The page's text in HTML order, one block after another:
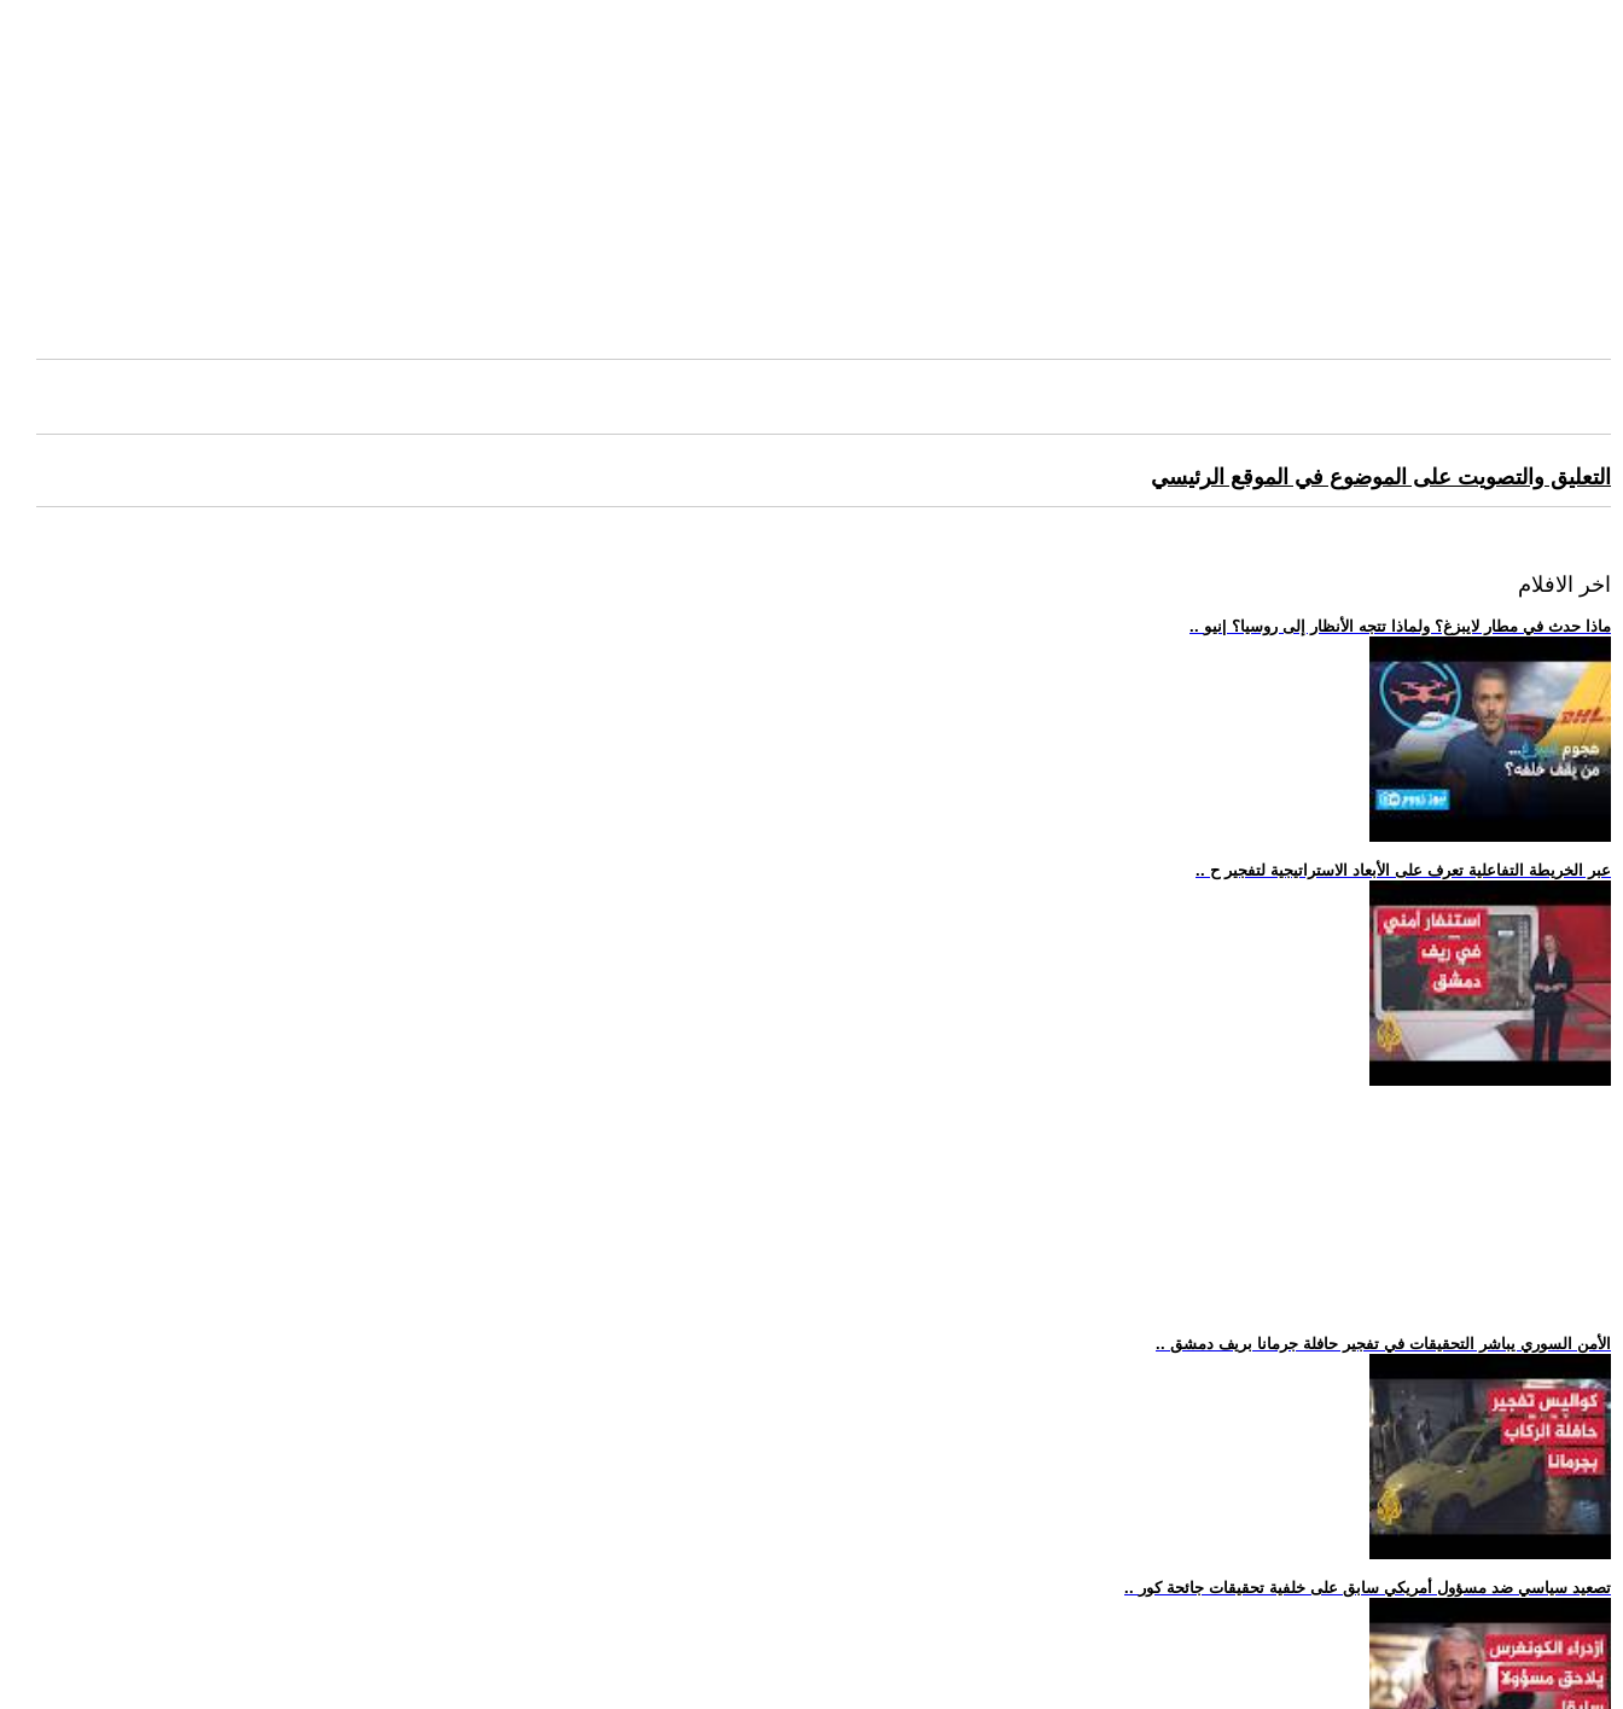
التعليق والتصويت على الموضوع في الموقع الرئيسي
اخر الافلام
.. ماذا حدث في مطار لايبزغ؟ ولماذا تتجه الأنظار إلى روسيا؟ |نيو
.. عبر الخريطة التفاعلية تعرف على الأبعاد الاستراتيجية لتفجير ح
.. الأمن السوري يباشر التحقيقات في تفجير حافلة جرمانا بريف دمشق
.. تصعيد سياسي ضد مسؤول أمريكي سابق على خلفية تحقيقات جائحة كور